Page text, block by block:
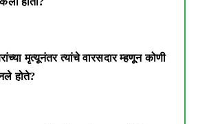
मृत्यूनंतर त्यांचे वारसदार म्हणून कोणी
होते?